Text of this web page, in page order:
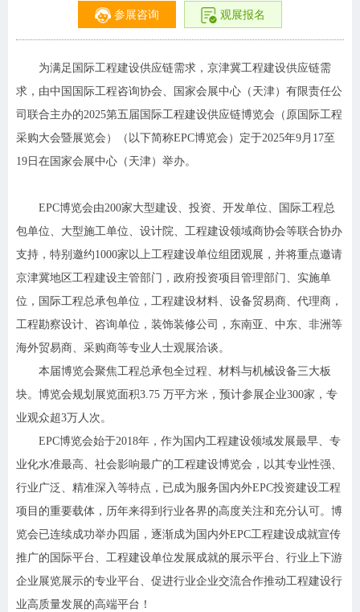
参展咨询 观展报名
为满足国际工程建设供应链需求，京津冀工程建设供应链需
求，由中国国际工程咨询协会、国家会展中心（天津）有限责任公
司联合主办的2025第五届国际工程建设供应链博览会（原国际工程
采购大会暨展览会）（以下简称EPC博览会）定于2025年9月17至
19日在国家会展中心（天津）举办。
EPC博览会由200家大型建设、投资、开发单位、国际工程总
包单位、大型施工单位、设计院、工程建设领域商协会等联合协办
支持，特别邀约1000家以上工程建设单位组团观展，并将重点邀请
京津冀地区工程建设主管部门，政府投资项目管理部门、实施单
位，国际工程总承包单位，工程建设材料、设备贸易商、代理商，
工程勘察设计、咨询单位，装饰装修公司，东南亚、中东、非洲等
海外贸易商、采购商等专业人士观展洽谈。
本届博览会聚焦工程总承包全过程、材料与机械设备三大板
块。博览会规划展览面积3.75 万平方米，预计参展企业300家，专
业观众超3万人次。
EPC博览会始于2018年，作为国内工程建设领域发展最早、专
业化水准最高、社会影响最广的工程建设博览会，以其专业性强、
行业广泛、精准深入等特点，已成为服务国内外EPC投资建设工程
项目的重要载体，历年来得到行业各界的高度关注和充分认可。博
览会已连续成功举办四届，逐渐成为国内外EPC工程建设成就宣传
推广的国际平台、工程建设单位发展成就的展示平台、行业上下游
企业展览展示的专业平台、促进行业企业交流合作推动工程建设行
业高质量发展的高端平台！